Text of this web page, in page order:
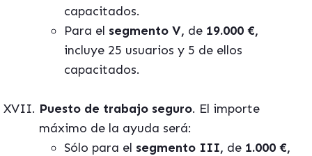
capacitados.
Para el segmento V, de 19.000 €,
incluye 25 usuarios y 5 de ellos
capacitados.
Puesto de trabajo seguro. El importe
máximo de la ayuda será:
Sólo para el segmento III, de 1.000 €,